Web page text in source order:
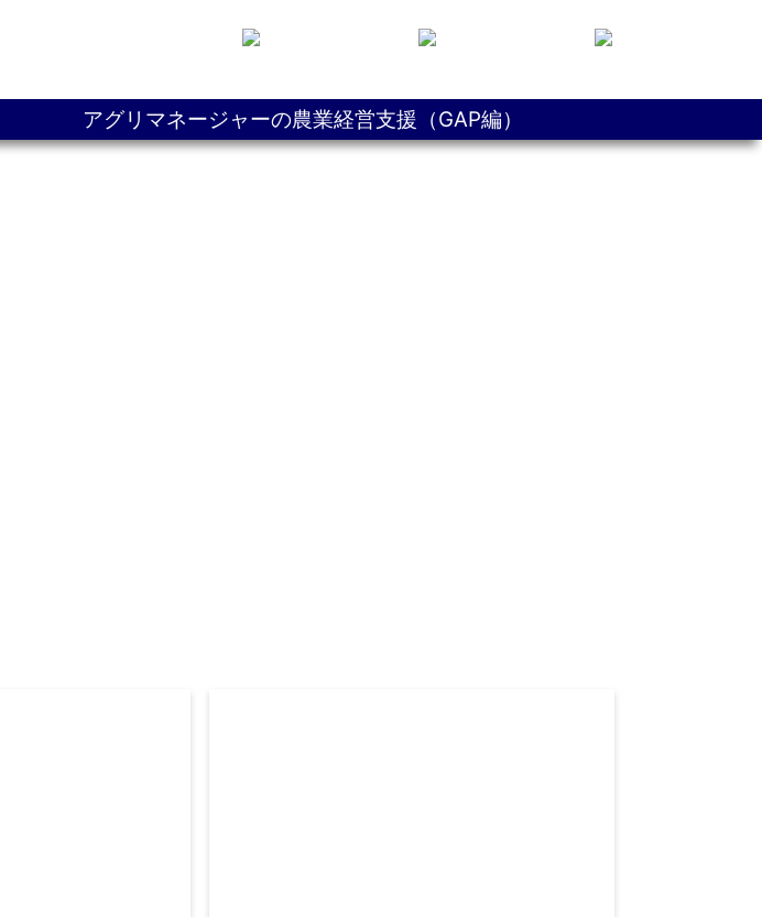
アグリマネージャーの農業経営支援（GAP編）